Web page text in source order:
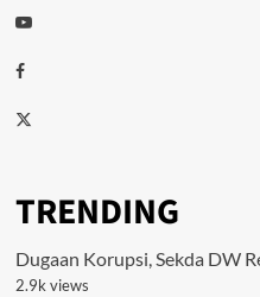
Youtube
Facebook
Twitter
TRENDING
Dugaan Korupsi, Sekda DW
2.9k views